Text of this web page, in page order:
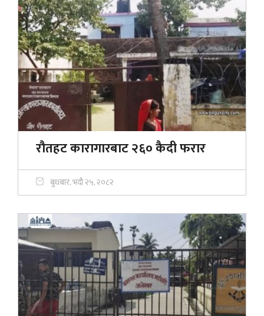
रौतहट कारागारबाट २६० कैदी फरार
बुधबार, भदौ २५, २०८२